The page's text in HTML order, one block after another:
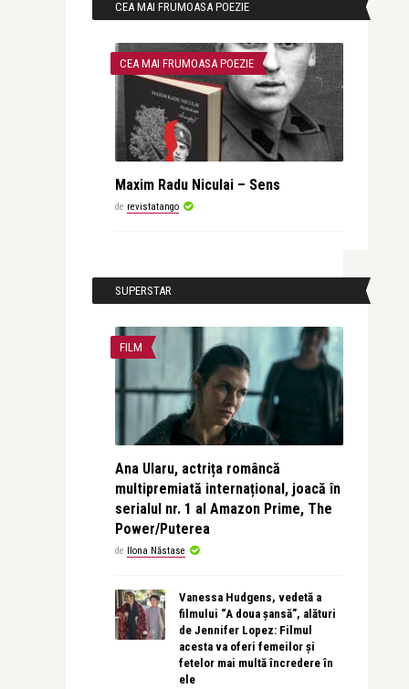
CEA MAI FRUMOASA POEZIE
CEA MAI FRUMOASA POEZIE
Maxim Radu Niculai – Sens
de revistatango
SUPERSTAR
FILM
Ana Ularu, actrița româncă
multipremiată internațional, joacă în
serialul nr. 1 al Amazon Prime, The
Power/Puterea
de Ilona Năstase
Vanessa Hudgens, vedetă a
filmului “A doua șansă”, alături
de Jennifer Lopez: Filmul
acesta va oferi femeilor și
fetelor mai multă încredere în
ele